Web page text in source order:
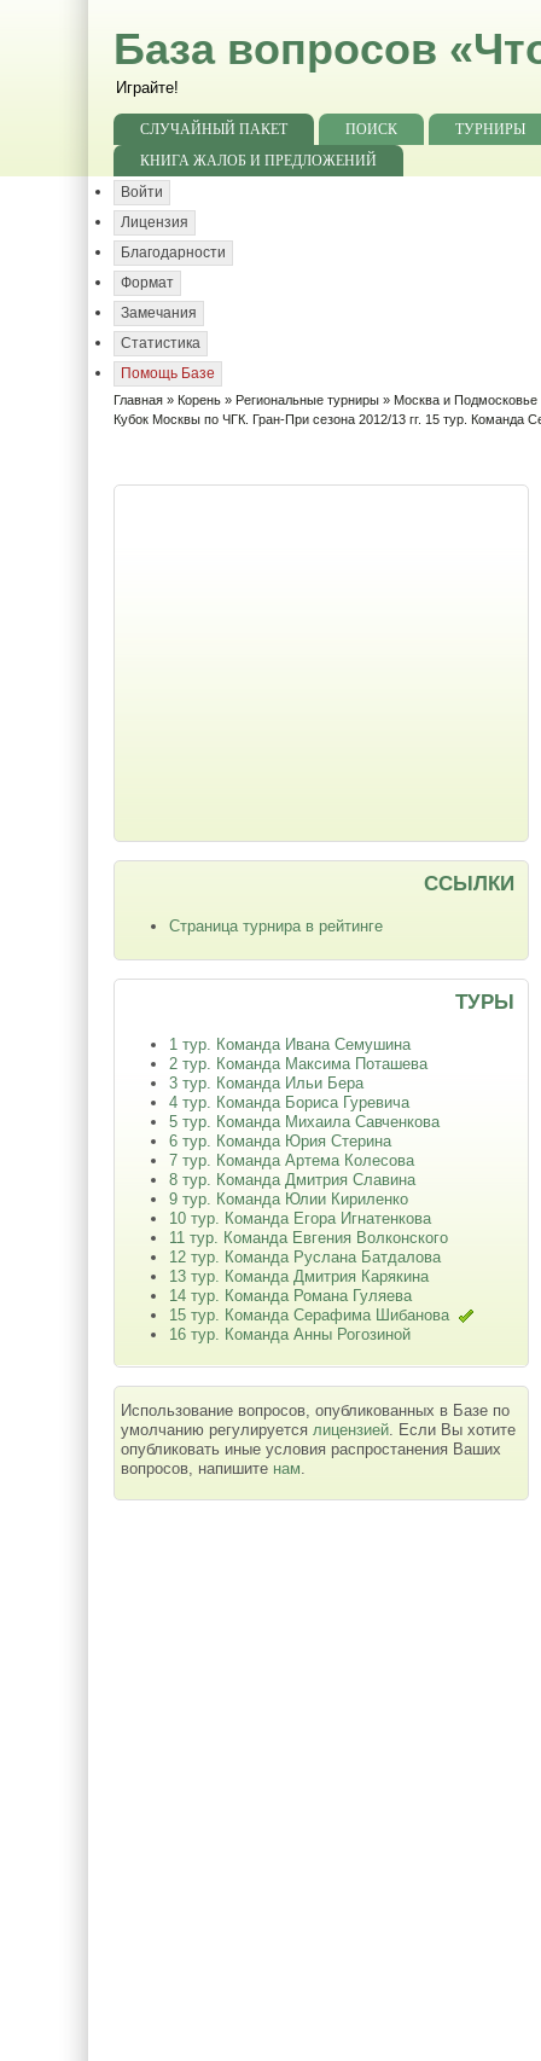
База вопросов
Играйте!
СЛУЧАЙНЫЙ ПАКЕТ ПОИСК
ТУРНИРЫ
КНИГА ЖАЛОБ И ПРЕДЛОЖЕНИЙ
Войти
Лицензия
Благодарности
Формат
Замечания
Статистика
Помощь Базе
Главная » Корень » Региональные турниры » Москва и Подмосковье
Кубок Москвы по ЧГК. Гран-При сезона 2012/13 гг. 15 тур. Команда
ССЫЛКИ
Страница турнира в рейтинге
ТУРЫ
1 тур. Команда Ивана Семушина
2 тур. Команда Максима Поташева
3 тур. Команда Ильи Бера
4 тур. Команда Бориса Гуревича
5 тур. Команда Михаила Савченкова
6 тур. Команда Юрия Стерина
7 тур. Команда Артема Колесова
8 тур. Команда Дмитрия Славина
9 тур. Команда Юлии Кириленко
10 тур. Команда Егора Игнатенкова
11 тур. Команда Евгения Волконского
12 тур. Команда Руслана Батдалова
13 тур. Команда Дмитрия Карякина
14 тур. Команда Романа Гуляева
15 тур. Команда Серафима Шибанова
16 тур. Команда Анны Рогозиной
Использование вопросов, опубликованных в Базе по
умолчанию регулируется лицензией . Если Вы хотите
опубликовать иные условия распростанения Ваших
вопросов, напишите нам